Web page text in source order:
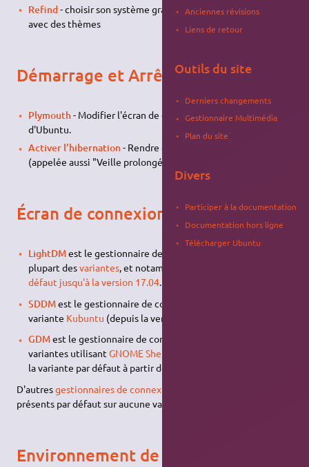
Refind- choisir son système graphiquement en mode EFI
avec des thèmes
Démarrage et Arrêt
Plymouth- Modifier l'écran de chargement et d'arrêt
d'Ubuntu.
Activer l'hibernation- Rendre effective l'hibernation
(appelée aussi "Veille prolongée").
Écran de connexion
LightDMest le gestionnaire de connexion par défaut de la
plupart desvariantes, et notamment de la
défaut jusqu'à la version 17.04.
SDDMest le gestionnaire de connexion par défaut pour la
variante Kubuntu (depuis la version
GDMest le gestionnaire de connexion par défaut pour les
variantes utilisant GNOME Shell
la variante par défaut à partir de
D'autresgestionnaires de connexion
présents par défaut sur aucune variante d'Ubuntu.
Environnement de travail
Anciennes révisions
Liens de retour
Outils du site
Derniers changements
Gestionnaire Multimédia
Plan du site
Divers
Participer à la documentation
Documentation hors ligne
Télécharger Ubuntu